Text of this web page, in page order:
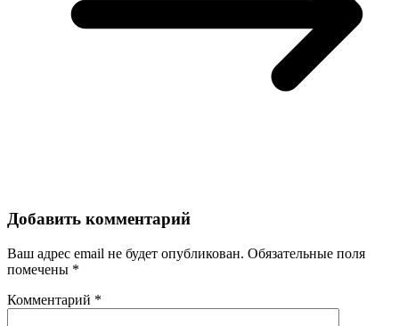
Добавить комментарий
Ваш адрес email не будет опубликован. Обязательные поля
помечены *
Комментарий *